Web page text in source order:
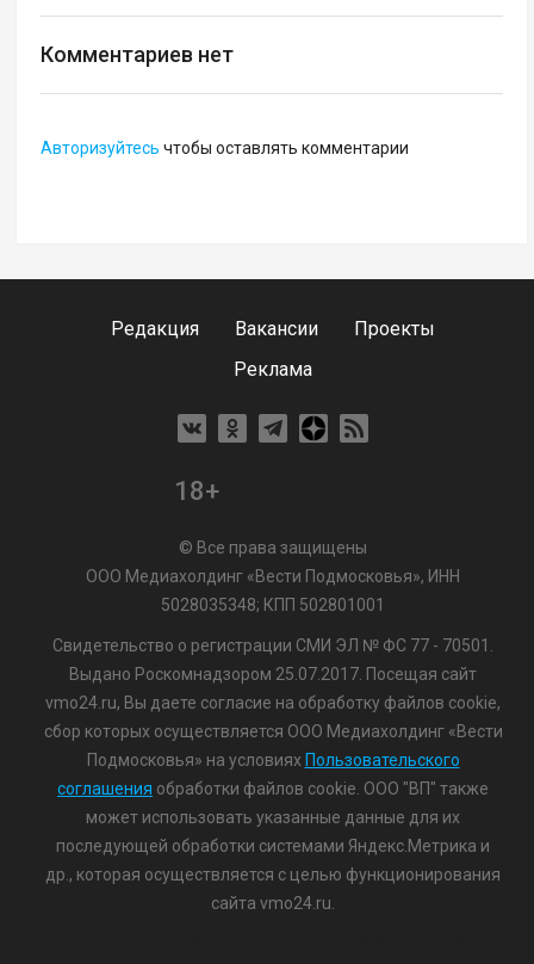
Комментариев нет
Авторизуйтесь чтобы оставлять комментарии
Редакция Вакансии
Проекты
Реклама
18+
© Все права защищены
ООО Медиахолдинг «Вести Подмосковья», ИНН
5028035348; КПП 502801001
Свидетельство о регистрации СМИ ЭЛ № ФС 77 - 70501.
Выдано Роскомнадзором 25.07.2017. Посещая сайт
vmo24.ru, Вы даете согласие на обработку файлов cookie,
сбор которых осуществляется ООО Медиахолдинг «Вести
Подмосковья» на условиях Пользовательского
соглашения обработки файлов cookie. ООО "ВП" также
может использовать указанные данные для их
последующей обработки системами Яндекс.Метрика и
др., которая осуществляется с целью функционирования
сайта vmo24.ru.